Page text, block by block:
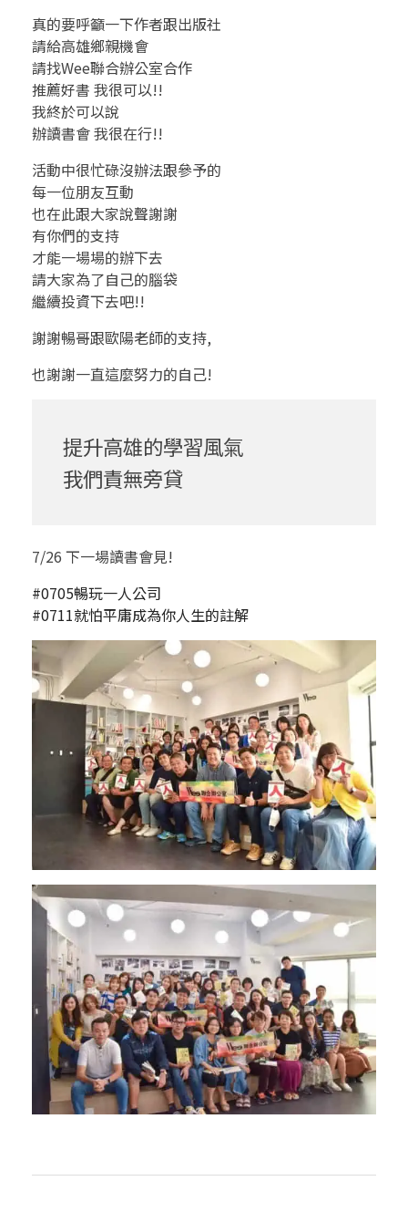
真的要呼籲一下作者跟出版社
請給高雄鄉親機會
請找Wee聯合辦公室合作
推薦好書 我很可以!!
我終於可以說
辦讀書會 我很在行!!
活動中很忙碌沒辦法跟參予的
每一位朋友互動
也在此跟大家說聲謝謝
有你們的支持
才能一場場的辦下去
請大家為了自己的腦袋
繼續投資下去吧!!
謝謝暢哥跟歐陽老師的支持,
也謝謝一直這麼努力的自己!
提升高雄的學習風氣
我們責無旁貸
7/26 下一場讀書會見!
#0705暢玩一人公司
#0711就怕平庸成為你人生的註解